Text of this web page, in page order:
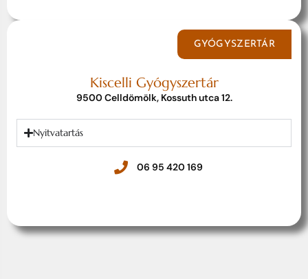
GYÓGYSZERTÁR
Kiscelli Gyógyszertár
9500 Celldömölk, Kossuth utca 12.
Nyitvatartás
06 95 420 169